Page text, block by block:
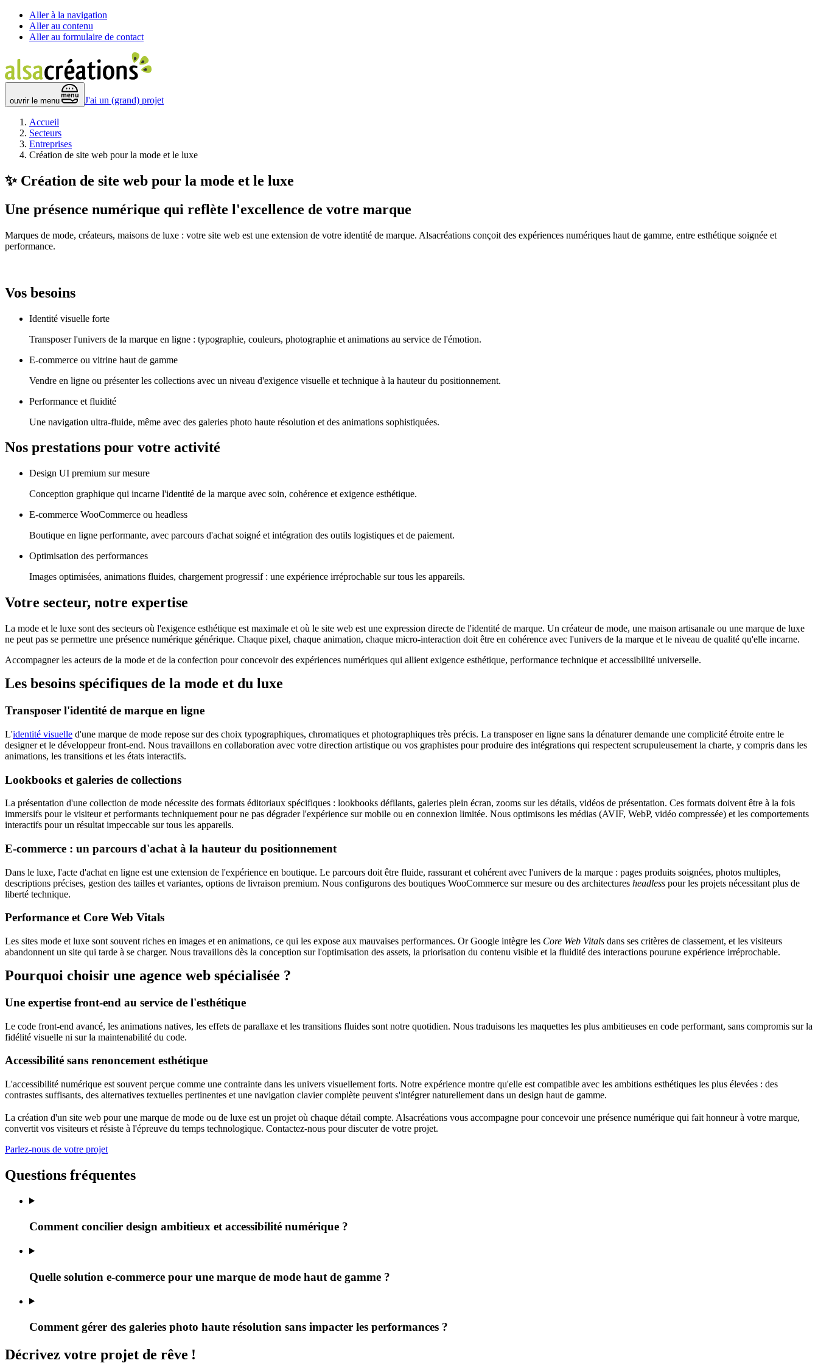
Aller à la navigation
Aller au contenu
Aller au formulaire de contact
ouvrir le menu
menu
J'ai un (grand) projet
Accueil
Secteurs
Entreprises
Création de site web pour la mode et le luxe
✨Création de site web pour la mode et le luxe
Une présence numérique qui reflète l'excellence de votre marque
Marques de mode, créateurs, maisons de luxe : votre site web est une extension de votre identité de marque. Alsacréations conçoit des expériences numériques haut de gamme, entre esthétique soignée et
performance.
Vos besoins
Identité visuelle forte
Transposer l'univers de la marque en ligne : typographie, couleurs, photographie et animations au service de l'émotion.
E-commerce ou vitrine haut de gamme
Vendre en ligne ou présenter les collections avec un niveau d'exigence visuelle et technique à la hauteur du positionnement.
Performance et fluidité
Une navigation ultra-fluide, même avec des galeries photo haute résolution et des animations sophistiquées.
Nos prestations pour votre activité
Design UI premium sur mesure
Conception graphique qui incarne l'identité de la marque avec soin, cohérence et exigence esthétique.
E-commerce WooCommerce ou headless
Boutique en ligne performante, avec parcours d'achat soigné et intégration des outils logistiques et de paiement.
Optimisation des performances
Images optimisées, animations fluides, chargement progressif : une expérience irréprochable sur tous les appareils.
Votre secteur, notre expertise
La mode et le luxe sont des secteurs où l'exigence esthétique est maximale et où le site web est une expression directe de l'identité de marque. Un créateur de mode, une maison artisanale ou une marque de luxe
ne peut pas se permettre une présence numérique générique. Chaque pixel, chaque animation, chaque micro-interaction doit être en cohérence avec l'univers de la marque et le niveau de qualité qu'elle incarne.
Accompagner les acteurs de la mode et de la confection pour concevoir des expériences numériques qui allient exigence esthétique, performance technique et accessibilité universelle.
Les besoins spécifiques de la mode et du luxe
Transposer l'identité de marque en ligne
L'identité visuelle d'une marque de mode repose sur des choix typographiques, chromatiques et photographiques très précis. La transposer en ligne sans la dénaturer demande une complicité étroite entre le
designer et le développeur front-end. Nous travaillons en collaboration avec votre direction artistique ou vos graphistes pour produire des intégrations qui respectent scrupuleusement la charte, y compris dans les
animations, les transitions et les états interactifs.
Lookbooks et galeries de collections
La présentation d'une collection de mode nécessite des formats éditoriaux spécifiques : lookbooks défilants, galeries plein écran, zooms sur les détails, vidéos de présentation. Ces formats doivent être à la fois
immersifs pour le visiteur et performants techniquement pour ne pas dégrader l'expérience sur mobile ou en connexion limitée. Nous optimisons les médias (AVIF, WebP, vidéo compressée) et les comportements
interactifs pour un résultat impeccable sur tous les appareils.
E-commerce : un parcours d'achat à la hauteur du positionnement
Dans le luxe, l'acte d'achat en ligne est une extension de l'expérience en boutique. Le parcours doit être fluide, rassurant et cohérent avec l'univers de la marque : pages produits soignées, photos multiples,
descriptions précises, gestion des tailles et variantes, options de livraison premium. Nous configurons des boutiques WooCommerce sur mesure ou des architectures headless pour les projets nécessitant plus de
liberté technique.
Performance et Core Web Vitals
Les sites mode et luxe sont souvent riches en images et en animations, ce qui les expose aux mauvaises performances. Or Google intègre les Core Web Vitals dans ses critères de classement, et les visiteurs
abandonnent un site qui tarde à se charger. Nous travaillons dès la conception sur l'optimisation des assets, la priorisation du contenu visible et la fluidité des interactions pourune expérience irréprochable.
Pourquoi choisir une agence web spécialisée ?
Une expertise front-end au service de l'esthétique
Le code front-end avancé, les animations natives, les effets de parallaxe et les transitions fluides sont notre quotidien. Nous traduisons les maquettes les plus ambitieuses en code performant, sans compromis sur la
fidélité visuelle ni sur la maintenabilité du code.
Accessibilité sans renoncement esthétique
L'accessibilité numérique est souvent perçue comme une contrainte dans les univers visuellement forts. Notre expérience montre qu'elle est compatible avec les ambitions esthétiques les plus élevées : des
contrastes suffisants, des alternatives textuelles pertinentes et une navigation clavier complète peuvent s'intégrer naturellement dans un design haut de gamme.
La création d'un site web pour une marque de mode ou de luxe est un projet où chaque détail compte. Alsacréations vous accompagne pour concevoir une présence numérique qui fait honneur à votre marque,
convertit vos visiteurs et résiste à l'épreuve du temps technologique. Contactez-nous pour discuter de votre projet.
Parlez-nous de votre projet
Questions fréquentes
Comment concilier design ambitieux et accessibilité numérique ?
Quelle solution e-commerce pour une marque de mode haut de gamme ?
Comment gérer des galeries photo haute résolution sans impacter les performances ?
Décrivez votre projet de rêve !